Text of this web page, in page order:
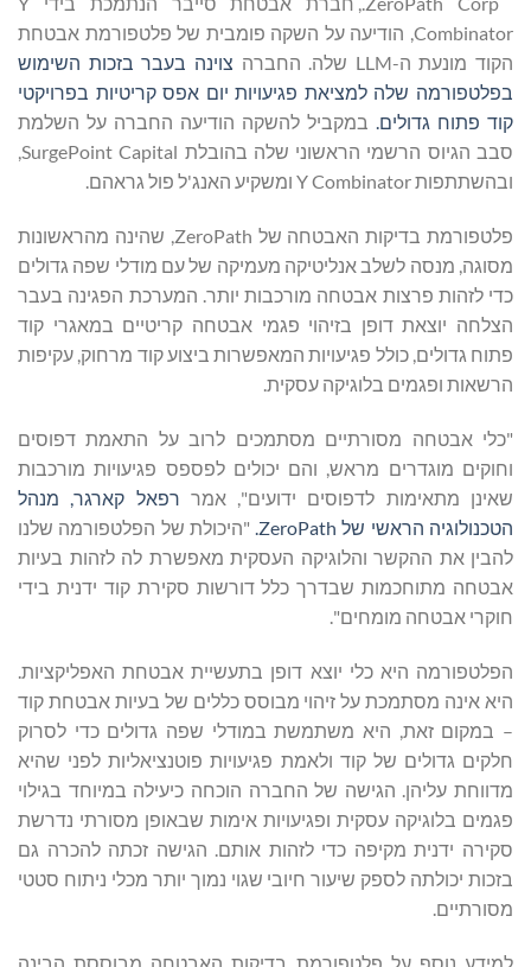
Combinator, הודיעה על השקה פומבית של פלטפורמת אבטחת
הקוד מונעת ה-LLM שלה. החברה
צוינה בעבר בזכות השימוש
בפלטפורמה שלה למציאת פגיעויות יום אפס קריטיות בפרויקטי
קוד פתוח גדולים. במקביל להשקה הודיעה החברה על השלמת
סבב הגיוס הרשמי הראשוני שלה בהובלת SurgePoint Capital,
ובהשתתפות Y Combinator ומשקיע האנג'ל פול גראהם.
פלטפורמת בדיקות האבטחה של ZeroPath, שהינה מהראשונות
מסוגה, מנסה לשלב אנליטיקה מעמיקה של עם מודלי שפה גדולים
כדי לזהות פרצות אבטחה מורכבות יותר. המערכת הפגינה בעבר
הצלחה יוצאת דופן בזיהוי פגמי אבטחה קריטיים במאגרי קוד
פתוח גדולים, כולל פגיעויות המאפשרות ביצוע קוד מרחוק, עקיפות
הרשאות ופגמים בלוגיקה עסקית.
"כלי אבטחה מסורתיים מסתמכים לרוב על התאמת דפוסים
וחוקים מוגדרים מראש, והם יכולים לפספס פגיעויות מורכבות
שאינן מתאימות לדפוסים ידועים", אמר רפאל קארגר, מנהל
הטכנולוגיה הראשי של ZeroPath.
"היכולת של הפלטפורמה שלנו
להבין את ההקשר והלוגיקה העסקית מאפשרת לה לזהות בעיות
אבטחה מתוחכמות שבדרך כלל דורשות סקירת קוד ידנית בידי
חוקרי אבטחה מומחים".
הפלטפורמה היא כלי יוצא דופן בתעשיית אבטחת האפליקציות.
היא אינה מסתמכת על זיהוי מבוסס כללים של בעיות אבטחת קוד
– במקום זאת, היא משתמשת במודלי שפה גדולים כדי לסרוק
חלקים גדולים של קוד ולאמת פגיעויות פוטנציאליות לפני שהיא
מדווחת עליהן. הגישה של החברה הוכחה כיעילה במיוחד בגילוי
פגמים בלוגיקה עסקית ופגיעויות אימות שבאופן מסורתי נדרשת
סקירה ידנית מקיפה כדי לזהות אותם. הגישה זכתה להכרה גם
בזכות יכולתה לספק שיעור חיובי שגוי נמוך יותר מכלי ניתוח סטטי
מסורתיים.
למידע נוסף על פלטפורמת בדיקות האבטחה מבוססת הבינה